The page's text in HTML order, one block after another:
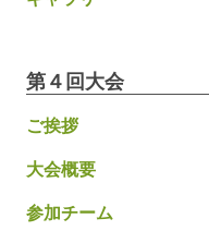
第４回大会
ご挨拶
大会概要
参加チーム